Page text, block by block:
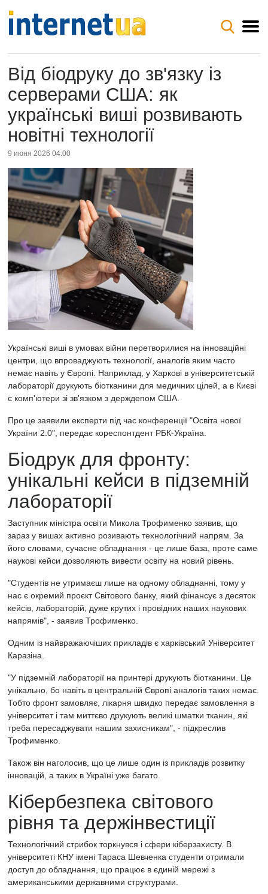
Від біодруку до зв'язку із
серверами США: як
українські виші розвивають
новітні технології
9 июня 2026 04:00
Українські виші в умовах війни перетворилися на інноваційні
центри, що впроваджують технології, аналогів яким часто
немає навіть у Європі. Наприклад, у Харкові в університетській
лабораторії друкують біотканини для медичних цілей, а в Києві
є комп'ютери зі зв'язком з держдепом США.
Про це заявили експерти під час конференції "Освіта нової
України 2.0", передає кореспонтдент РБК-Україна.
Біодрук для фронту:
унікальні кейси в підземній
лабораторії
Заступник міністра освіти Микола Трофименко заявив, що
зараз у вишах активно розивають технологічний напрям. За
його словами, сучасне обладнання - це лише база, проте саме
наукові кейси дозволяють вивести освіту на новий рівень.
"Студентів не утримаєш лише на одному обладнанні, тому у
нас є окремий проєкт Світового банку, який фінансує з десяток
кейсів, лабораторій, дуже крутих і провідних наших наукових
напрямів", - заявив Трофименко.
Одним із найвражаючіших прикладів є харківський Університет
Каразіна.
"У підземній лабораторії на принтері друкують біотканини. Це
унікально, бо навіть в центральній Європі аналогів таких немає.
Тобто фронт замовляє, лікарня швидко передає замовлення в
університет і там миттєво друкують великі шматки тканин, які
треба пересаджувати нашим захисникам", - підкреслив
Трофименко.
Також він наголосив, що це лише один із прикладів розвитку
інновацій, а таких в Україні уже багато.
Кібербезпека світового
рівня та держінвестиції
Технологічний стрибок торкнувся і сфери кіберзахисту. В
університеті КНУ імені Тараса Шевченка студенти отримали
доступ до обладнання, що працює в єдиній мережі з
американськими державними структурами.